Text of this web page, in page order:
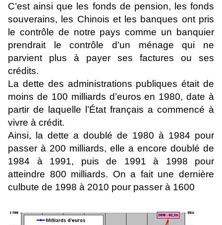
C’est ainsi que les fonds de pension, les fonds
souverains, les Chinois et les banques ont pris
le contrôle de notre pays comme un banquier
prendrait le contrôle d’un ménage qui ne
parvient plus à payer ses factures ou ses
crédits.
La dette des administrations publiques était de
moins de 100 milliards d’euros en 1980, date à
partir de laquelle l’État français a commencé à
vivre à crédit.
Ainsi, la dette a doublé de 1980 à 1984 pour
passer à 200 milliards, elle a encore doublé de
1984 à 1991, puis de 1991 à 1998 pour
atteindre 800 milliards. On a fait une dernière
culbute de 1998 à 2010 pour passer à 1600